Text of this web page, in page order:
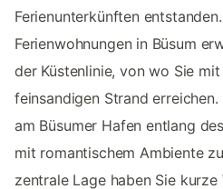
Ferienunterkünften
Ferienwohnungen in Büsum
der Küstenlinie, von wo Sie
feinsandigen Strand
am Büsumer Hafen entlang
mit romantischem Ambiente
zentrale Lage haben Sie kurze